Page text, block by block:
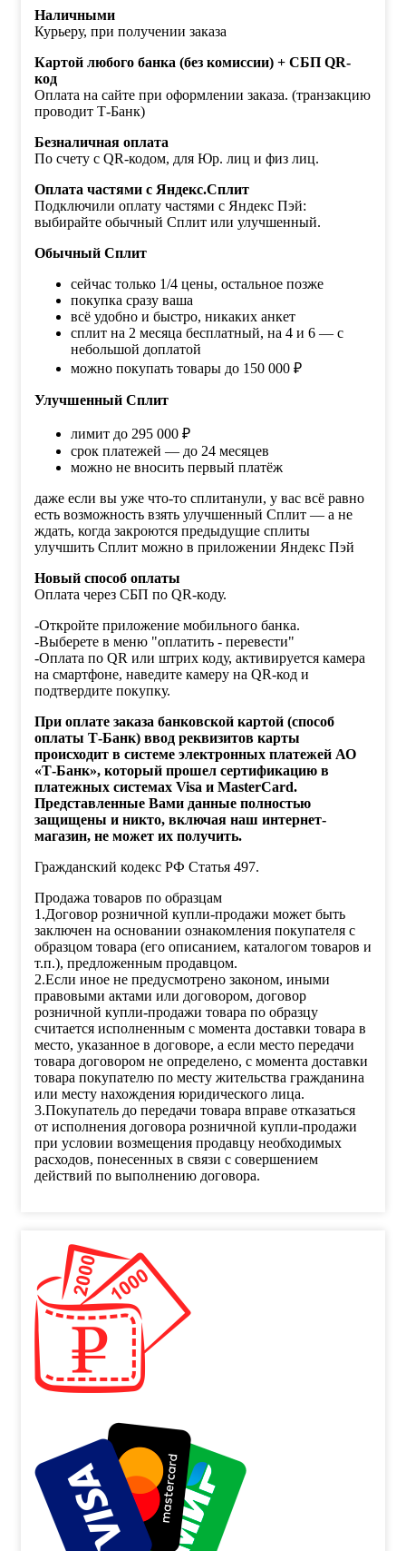
Наличными
Курьеру, при получении заказа
Картой любого банка (без комиссии) + СБП QR-
код
Оплата на сайте при оформлении заказа. (транзакцию
проводит Т-Банк)
Безналичная оплата
По счету с QR-кодом, для Юр. лиц и физ лиц.
Оплата частями с Яндекс.Сплит
Подключили оплату частями с Яндекс Пэй:
выбирайте обычный Сплит или улучшенный.
Обычный Сплит
сейчас только 1/4 цены, остальное позже
покупка сразу ваша
всё удобно и быстро, никаких анкет
сплит на 2 месяца бесплатный, на 4 и 6 — с
небольшой доплатой
можно покупать товары до 150 000 ₽
Улучшенный Сплит
лимит до 295 000 ₽
срок платежей — до 24 месяцев
можно не вносить первый платёж
даже если вы уже что-то сплитанули, у вас всё равно
есть возможность взять улучшенный Сплит — а не
ждать, когда закроются предыдущие сплиты
улучшить Сплит можно в приложении Яндекс Пэй
Новый способ оплаты
Оплата через СБП по QR-коду.
-Откройте приложение мобильного банка.
-Выберете в меню "оплатить - перевести"
-Оплата по QR или штрих коду, активируется камера
на смартфоне, наведите камеру на QR-код и
подтвердите покупку.
При оплате заказа банковской картой (способ
оплаты Т-Банк) ввод реквизитов карты
происходит в системе электронных платежей АО
«Т-Банк», который прошел сертификацию в
платежных системах Visa и MasterCard.
Представленные Вами данные полностью
защищены и никто, включая наш интернет-
магазин, не может их получить.
Гражданский кодекс РФ Статья 497.
Продажа товаров по образцам
1.Договор розничной купли-продажи может быть
заключен на основании ознакомления покупателя с
образцом товара (его описанием, каталогом товаров и
т.п.), предложенным продавцом.
2.Если иное не предусмотрено законом, иными
правовыми актами или договором, договор
розничной купли-продажи товара по образцу
считается исполненным с момента доставки товара в
место, указанное в договоре, а если место передачи
товара договором не определено, с момента доставки
товара покупателю по месту жительства гражданина
или месту нахождения юридического лица.
3.Покупатель до передачи товара вправе отказаться
от исполнения договора розничной купли-продажи
при условии возмещения продавцу необходимых
расходов, понесенных в связи с совершением
действий по выполнению договора.